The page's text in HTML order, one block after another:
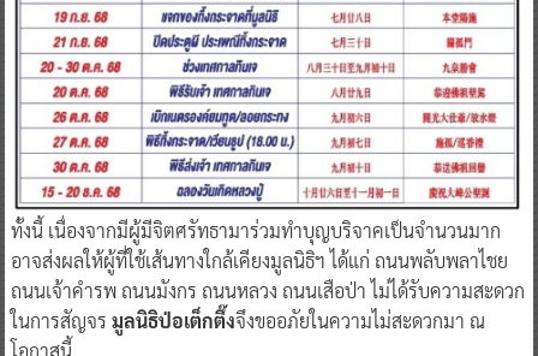
ทั้งนี้ เนื่องจากมีผู้มีจิตศรัทธามาร่วมทำบุญบริจาคเป็นจำนวนมาก
อาจส่งผลให้ผู้ที่ใช้เส้นทางใกล้เคียงมูลนิธิฯ ได้แก่ ถนนพลับพลาไชย
ถนนเจ้าคำรพ ถนนมังกร ถนนหลวง ถนนเสือป่า ไม่ได้รับความสะดวก
ในการสัญจร มูลนิธิป่อเต็กตึ๊งจึงขออภัยในความไม่สะดวกมา ณ
โอกาสนี้